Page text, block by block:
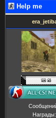
Help me
Награды: